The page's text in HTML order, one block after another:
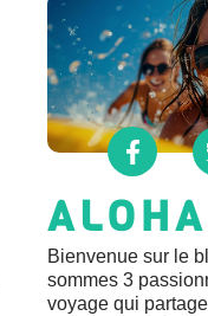
Bienvenue sur le
sommes 3
voyage qui